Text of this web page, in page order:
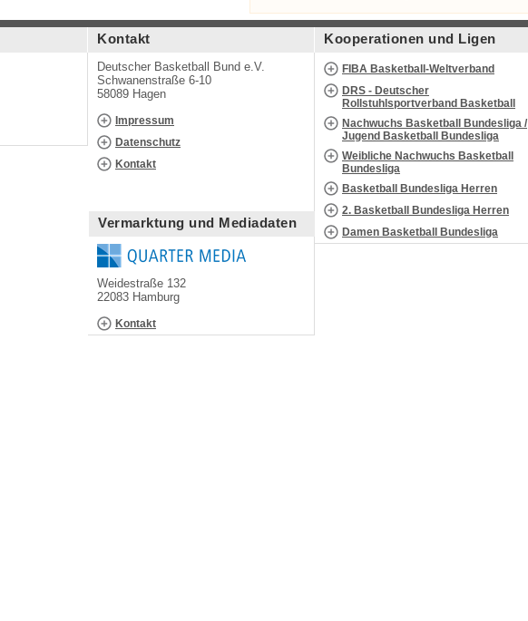
Kontakt
Deutscher Basketball Bund e.V.
Schwanenstraße 6-10
58089 Hagen
Impressum
Datenschutz
Kontakt
Vermarktung und Mediadaten
Weidestraße 132
22083 Hamburg
Kontakt
Kooperationen und Ligen
FIBA Basketball-Weltverband
DRS - Deutscher
Rollstuhlsportverband Basketball
Nachwuchs Basketball Bundesliga /
Jugend Basketball Bundesliga
Weibliche Nachwuchs Basketball
Bundesliga
Basketball Bundesliga Herren
2. Basketball Bundesliga Herren
Damen Basketball Bundesliga